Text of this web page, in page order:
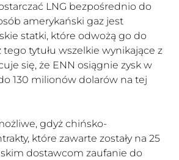
LNG bezpośrednio do
amerykański gaz jest
statki, które odwożą go do
tego tytułu wszelkie wynikające z
się, że ENN osiągnie zysk w
130 milionów dolarów na tej
gdyż chińsko-
które zawarte zostały na 25
dostawcom zaufanie do